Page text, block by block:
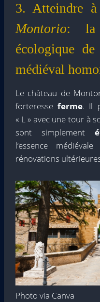
3. Atteindre
Montorio: la
écologique
médiéval
Le château de
forteresseferme. Il
« L » avec une tour à
sont simplement
l’essence
rénovations
Photo via Canva